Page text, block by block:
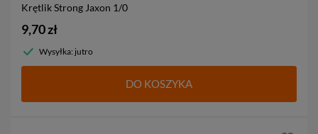
Krętlik Strong Jaxon 1/0
9,70 zł
Wysyłka: jutro
DO KOSZYKA